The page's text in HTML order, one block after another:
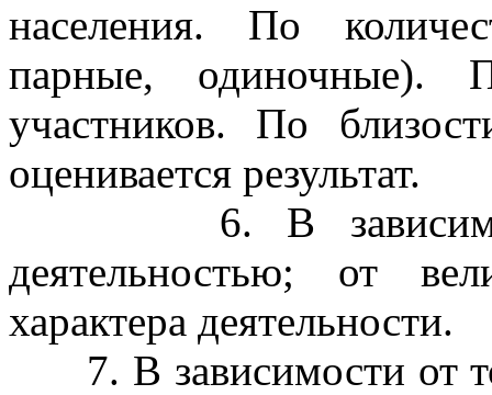
населения. По
парные, одиночные).
участников. По
оценивается результат.
6. В
деятельностью; от
характера деятельности.
7. В зависимости от